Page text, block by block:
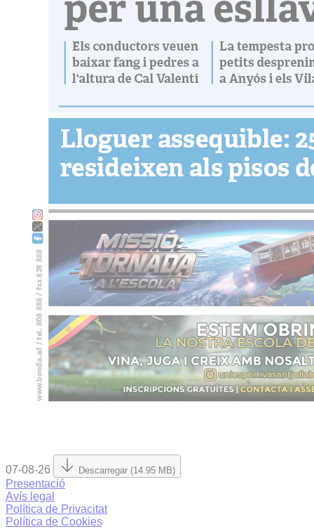
07-08-26 Descarregar (14.95 MB)
Presentació
Avís legal
Política de Privacitat
Política de Cookies